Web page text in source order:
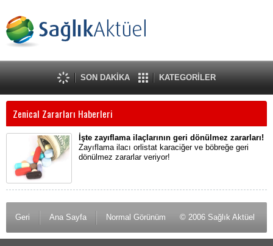
SON DAKİKA KATEGORİLER
Zenical Zararları Haberleri
İşte zayıflama ilaçlarının geri dönülmez zararları!
Zayıflama ilacı orlistat karaciğer ve böbreğe geri
dönülmez zararlar veriyor!
Geri Ana Sayfa Normal Görünüm © 2006 Sağlık Aktüel